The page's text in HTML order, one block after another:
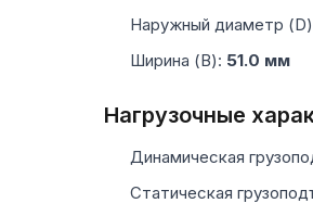
Наружный диаметр
Ширина (B): 51.0 мм
Нагрузочные
Динамическая
Статическая